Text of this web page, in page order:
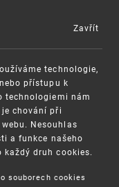
MENU
technologie,
přístupu k
technologiemi nám
chování při
Nesouhlas
a funkce našeho
druh cookies.
souborech cookies
Zavřít